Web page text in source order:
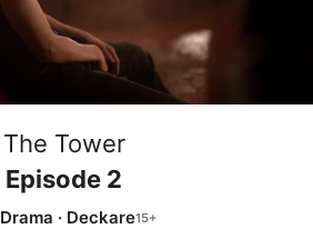
The Tower
Episode 2
Drama · Deckare